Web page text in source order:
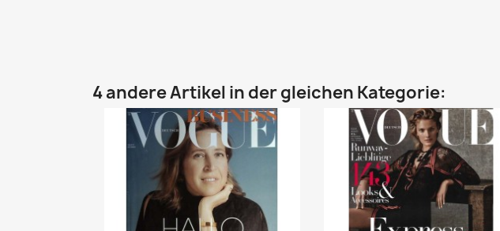
4 andere Artikel in der gleichen Kategorie: